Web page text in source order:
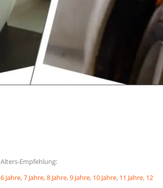
Alters-Empfehlung:
6 Jahre, 7 Jahre, 8 Jahre, 9 Jahre, 10 Jahre, 11 Jahre, 12